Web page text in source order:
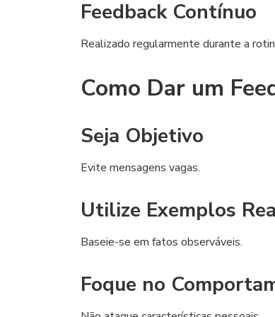
Feedback Contínuo
Realizado regularmente durante a
Como Dar um
Seja Objetivo
Evite mensagens vagas.
Utilize Exemplos
Baseie-se em fatos observáveis.
Foque no